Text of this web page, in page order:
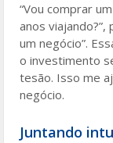
“Vou comprar
anos viajando?”,
um negócio”.
o investimento
tesão. Isso me
negócio.
Juntando